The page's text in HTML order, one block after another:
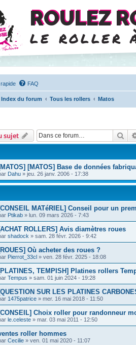
ROULEZ
le roller
FAQ
Index du forum Tous les rollers Matos
sujet
[MATOS] Base de données
Dahu » jeu. 26 janv. 2006 - 17:38
MATéRIEL] Conseil pour un
Ptikab » lun. 09 mars 2026 - 7:43
ROLLERS] Avis diamètres roues
shadock » sam. 28 févr. 2026 - 9:42
Où acheter des roues ?
Pierrot_33cl » ven. 28 févr. 2025 - 18:08
TEMPISH] Platines rollers
Tempus » sam. 01 juin 2024 - 19:28
SUR LES PLATINES
1475patrice » mer. 16 mai 2018 - 11:50
Choix roller pour randonneur
le.celeste » mar. 03 mai 2011 - 12:50
roller hommes
Cecilie » ven. 01 mai 2020 - 11:07